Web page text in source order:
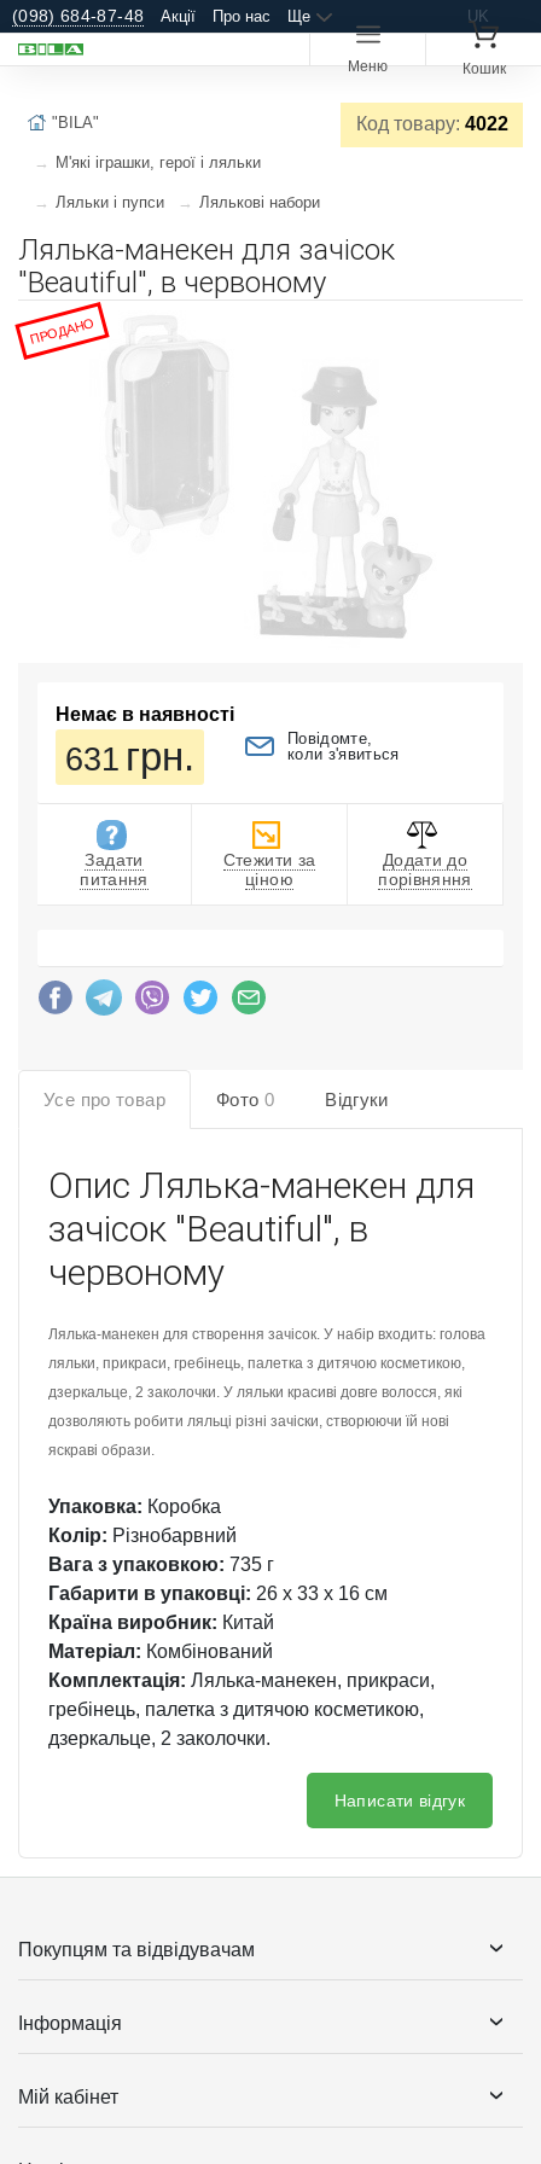
(098) 684-87-48 Акції Про нас Ще UK
Меню Кошик
Код товару: 4022
"BILA"
М'які іграшки, герої і ляльки
Ляльки і пупси Лялькові набори
Лялька-манекен для зачісок
"Beautiful", в червоному
ПРОДАНО
Немає в наявності
631 грн.
Повідомте,
коли з'явиться
Задати
питання
Стежити за
ціною
Додати до
порівняння
Усе про товар Фото 0 Відгуки
Опис Лялька-манекен для
зачісок "Beautiful", в
червоному
Лялька-манекен для створення зачісок. У набір входить: голова
ляльки, прикраси, гребінець, палетка з дитячою косметикою,
дзеркальце, 2 заколочки. У ляльки красиві довге волосся, які
дозволяють робити ляльці різні зачіски, створюючи їй нові
яскраві образи.
Упаковка: Коробка
Колір: Різнобарвний
Вага з упаковкою: 735 г
Габарити в упаковці: 26 x 33 x 16 см
Країна виробник: Китай
Матеріал: Комбінований
Комплектація: Лялька-манекен, прикраси,
гребінець, палетка з дитячою косметикою,
дзеркальце, 2 заколочки.
Написати відгук
Покупцям та відвідувачам
Інформація
Мій кабінет